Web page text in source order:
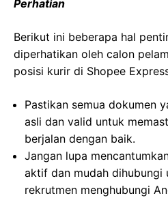
Perhatian
Berikut ini beberapa hal
diperhatikan oleh calon
posisi kurir di Shopee
Pastikan semua dokumen
asli dan valid untuk
berjalan dengan baik.
Jangan lupa
aktif dan mudah dihubungi
rekrutmen menghubungi